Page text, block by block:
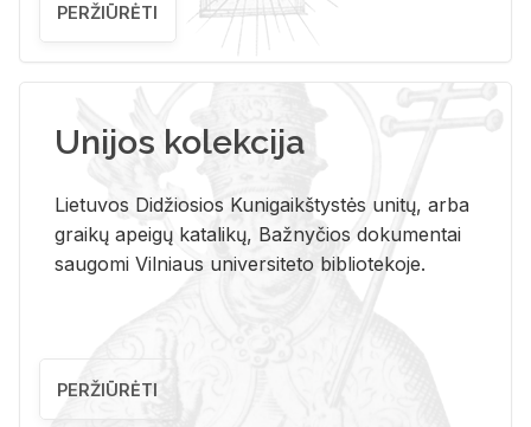
PERŽIŪRĖTI
Unijos kolekcija
Lietuvos Didžiosios Kunigaikštystės unitų, arba
graikų apeigų katalikų, Bažnyčios dokumentai
saugomi Vilniaus universiteto bibliotekoje.
PERŽIŪRĖTI